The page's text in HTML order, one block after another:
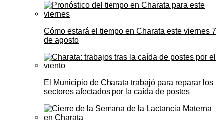
Cómo estará el tiempo en Charata este viernes 7
de agosto
El Municipio de Charata trabajó para reparar los
sectores afectados por la caída de postes